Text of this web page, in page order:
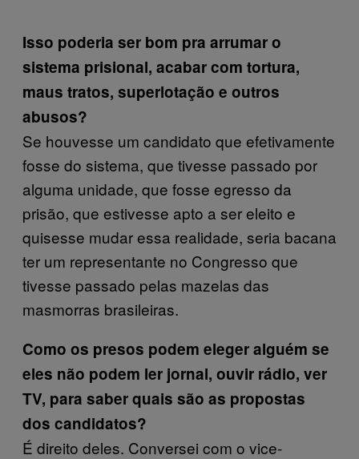
Isso poderia ser bom pra arrumar o
sistema prisional, acabar com tortura,
maus tratos, superlotação e outros
abusos?
Se houvesse um candidato que efetivamente
fosse do sistema, que tivesse passado por
alguma unidade, que fosse egresso da
prisão, que estivesse apto a ser eleito e
quisesse mudar essa realidade, seria bacana
ter um representante no Congresso que
tivesse passado pelas mazelas das
masmorras brasileiras.
Como os presos podem eleger alguém se
eles não podem ler jornal, ouvir rádio, ver
TV, para saber quais são as propostas
dos candidatos?
É direito deles. Conversei com o vice-